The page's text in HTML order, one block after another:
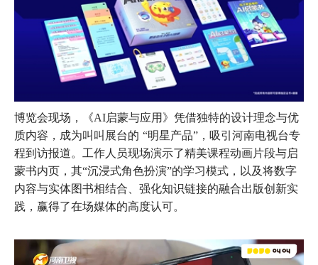
博览会现场，《AI启蒙与应用》凭借独特的设计理念与优
质内容，成为叫叫展台的 “明星产品”，吸引河南电视台专
程到访报道。工作人员现场演示了精美课程动画片段与启
蒙书内页，其“沉浸式角色扮演”的学习模式，以及将数字
内容与实体图书相结合、强化知识链接的融合出版创新实
践，赢得了在场媒体的高度认可。